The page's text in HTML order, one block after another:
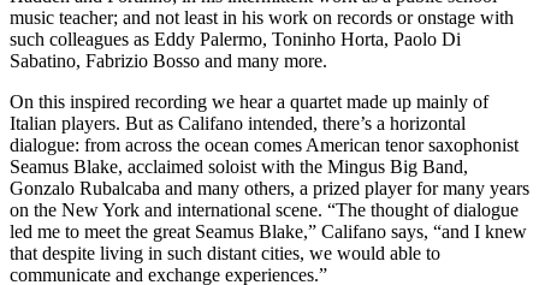
music teacher; and not least in his work on records or onstage with
such colleagues as Eddy Palermo, Toninho Horta, Paolo Di
Sabatino, Fabrizio Bosso and many more.
On this inspired recording we hear a quartet made up mainly of
Italian players. But as Califano intended, there’s a horizontal
dialogue: from across the ocean comes American tenor saxophonist
Seamus Blake, acclaimed soloist with the Mingus Big Band,
Gonzalo Rubalcaba and many others, a prized player for many years
on the New York and international scene. “The thought of dialogue
led me to meet the great Seamus Blake,” Califano says, “and I knew
that despite living in such distant cities, we would able to
communicate and exchange experiences.”